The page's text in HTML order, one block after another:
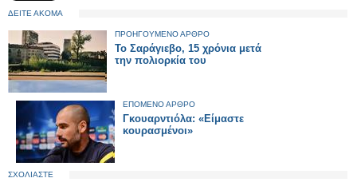
ΔΕΙΤΕ ΑΚΟΜΑ
ΠΡΟΗΓΟΥΜΕΝΟ ΑΡΘΡΟ
Το Σαράγιεβο, 15 χρόνια μετά
την πολιορκία του
ΕΠΟΜΕΝΟ ΑΡΘΡΟ
Γκουαρντιόλα: «Είμαστε
κουρασμένοι»
ΣΧΟΛΙΑΣΤΕ